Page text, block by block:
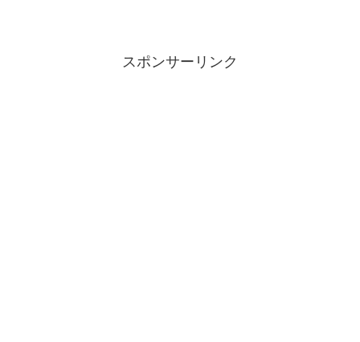
スポンサーリンク